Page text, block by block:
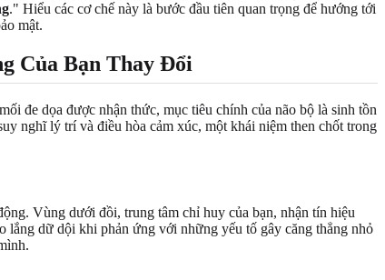
." Hiểu các cơ chế này là bước đầu tiên quan trọng để hướng tới
mật.
Của Bạn Thay Đổi
đe dọa được nhận thức, mục tiêu chính của não bộ là sinh tồn
nghĩ lý trí và điều hòa cảm xúc, một khái niệm then chốt trong
Vùng dưới đồi, trung tâm chỉ huy của bạn, nhận tín hiệu
lắng dữ dội khi phản ứng với những yếu tố gây căng thẳng nhỏ